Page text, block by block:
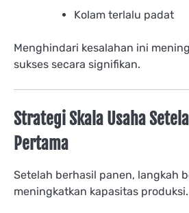
Kolam terlalu padat
Menghindari kesalahan ini
sukses secara signifikan.
Strategi Skala Usaha
Pertama
Setelah berhasil panen, langkah
meningkatkan kapasitas produksi.